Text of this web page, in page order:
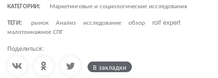
КАТЕГОРИИ:
Маркетинговые и социологические исследования
ТЕГИ:
рынок Анализ исследование обзор
roif expert
малотоннажное СПГ
Поделиться:
В закладки